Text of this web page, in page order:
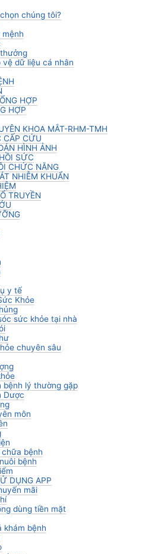
chúng tôi?
mệnh
vệ dữ liệu cá nhân
HỢP
HỢP
KHOA MẮT-RHM-TMH
CẤP CỨU
HÌNH ẢNH
SỨC
CHỨC NĂNG
NHIỄM KHUẨN
TRUYỀN
y tế
Khỏe
sức khỏe tại nhà
chuyên sâu
bệnh lý thường gặp
Dược
môn
bệnh
bệnh
DỤNG APP
mãi
dùng tiền mặt
khám bệnh